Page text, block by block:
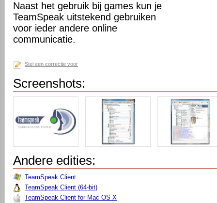
Naast het gebruik bij games kun je
TeamSpeak uitstekend gebruiken
voor ieder andere online
communicatie.
Stel een correctie voor
Screenshots:
Andere edities:
TeamSpeak Client
TeamSpeak Client (64-bit)
TeamSpeak Client for Mac OS X